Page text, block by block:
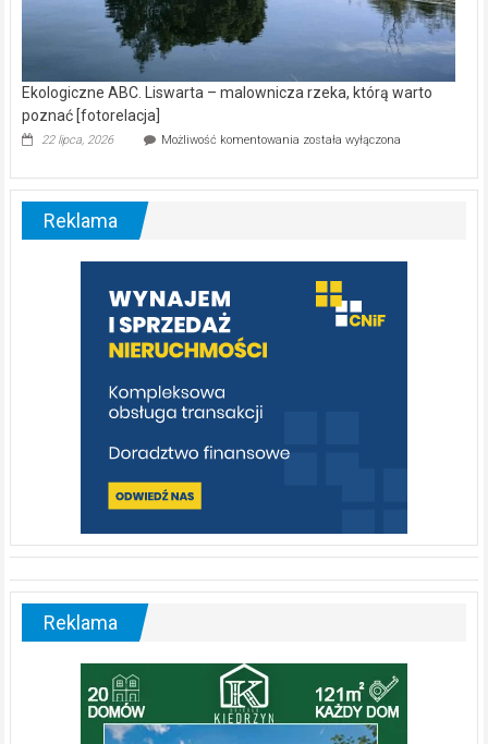
Ekologiczne ABC. Liswarta – malownicza rzeka, którą warto
poznać [fotorelacja]
22 lipca, 2026 Możliwość komentowania Ekologiczne
–
warto
[fotorelacja]
została wyłączona
Reklama
Reklama